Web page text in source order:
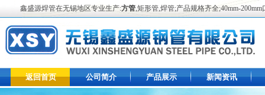
鑫盛源焊管在无锡地区专业生产:方管,矩形管,焊管;产品规格齐全;40mm-
返回首页 公司简介 产品展示 新闻资讯